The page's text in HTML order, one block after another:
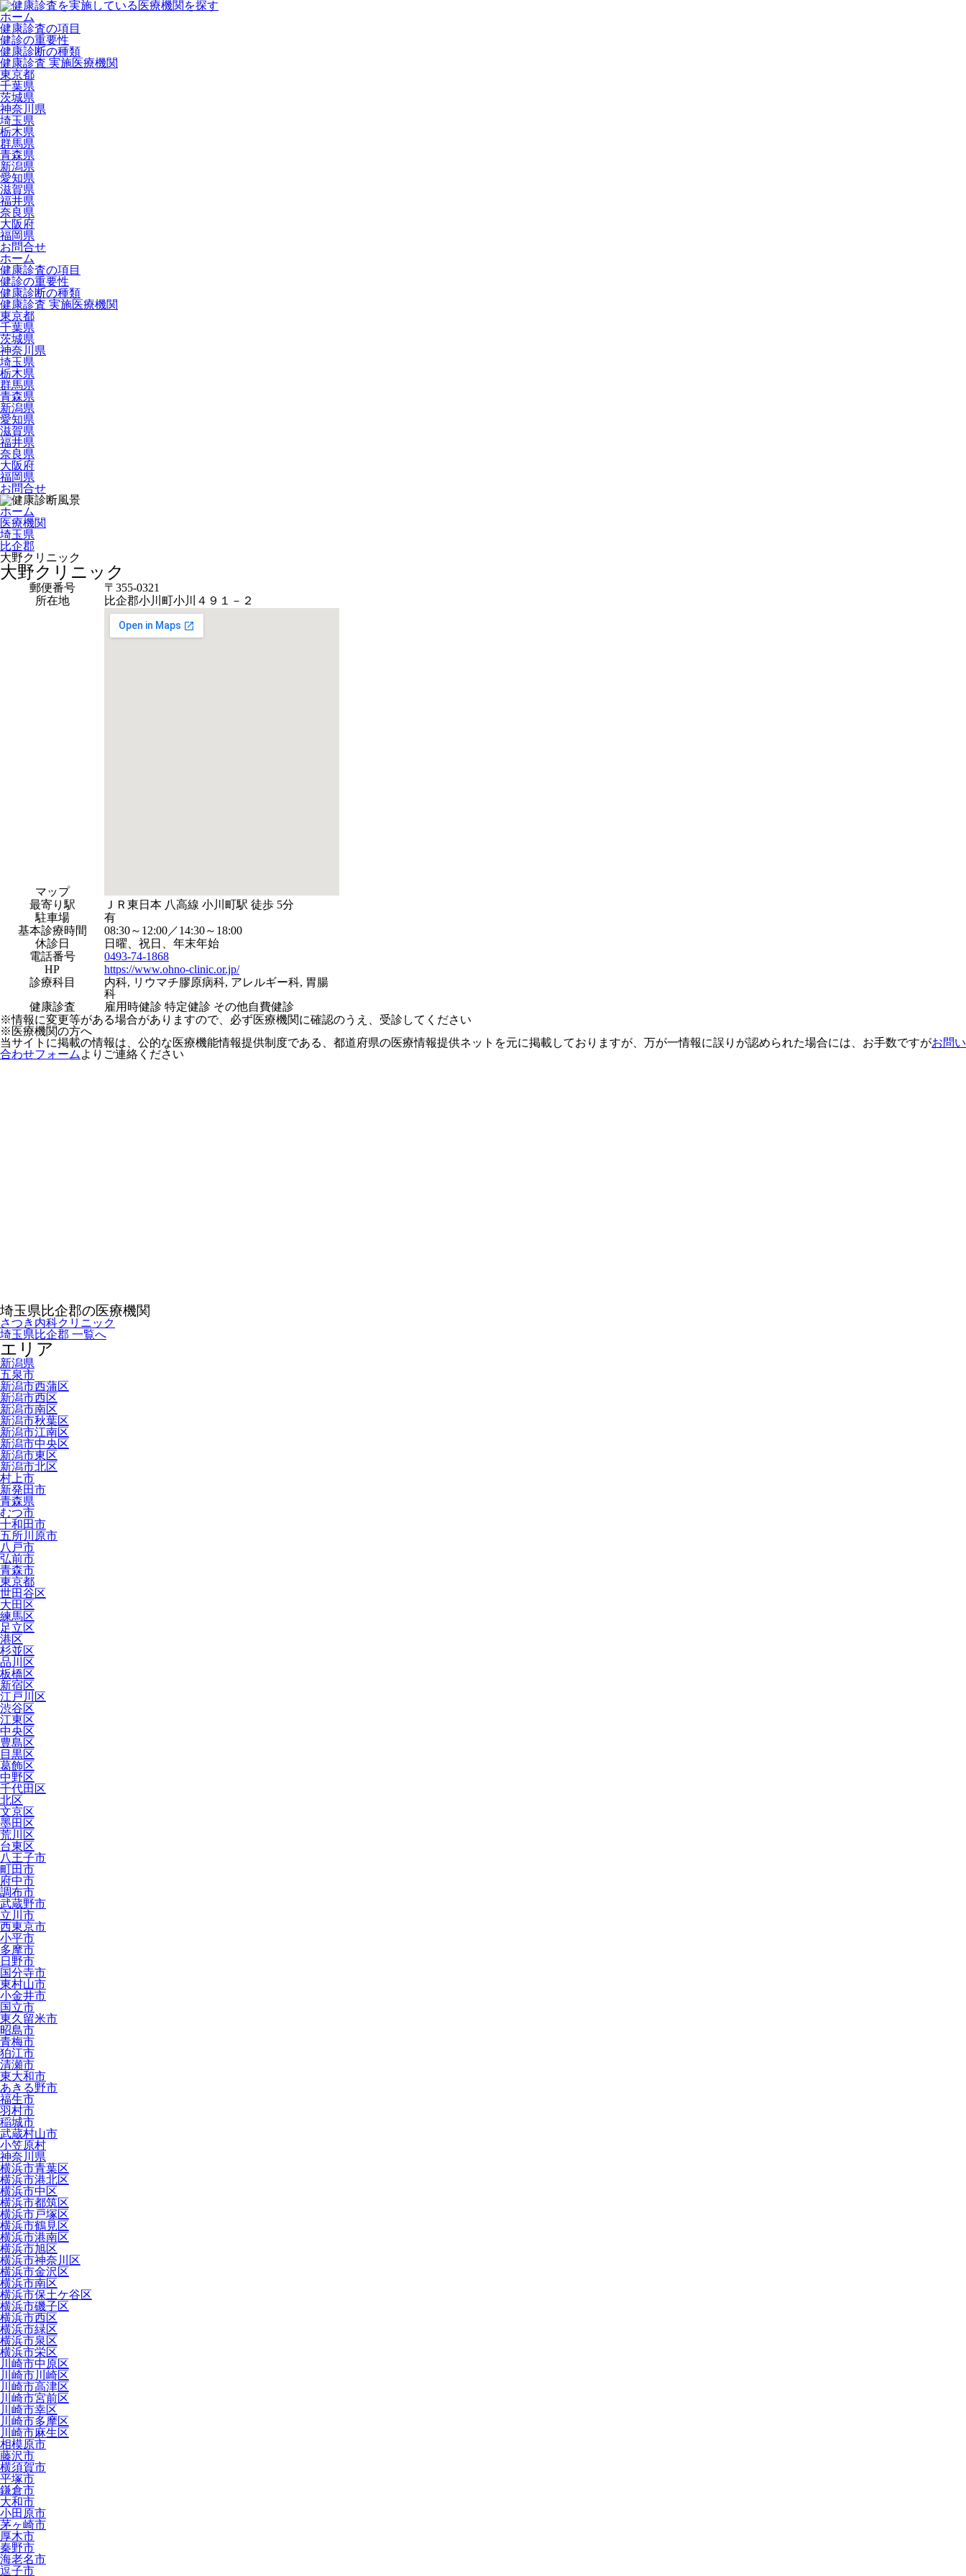
ホーム
健康診査の項目
健診の重要性
健康診断の種類
健康診査 実施医療機関
東京都
千葉県
茨城県
神奈川県
埼玉県
栃木県
群馬県
青森県
新潟県
愛知県
滋賀県
福井県
奈良県
大阪府
福岡県
お問合せ
ホーム
健康診査の項目
健診の重要性
健康診断の種類
健康診査 実施医療機関
東京都
千葉県
茨城県
神奈川県
埼玉県
栃木県
群馬県
青森県
新潟県
愛知県
滋賀県
福井県
奈良県
大阪府
福岡県
お問合せ
ホーム
医療機関
埼玉県
比企郡
大野クリニック
大野クリニック
郵便番号
〒355-0321
所在地
比企郡小川町小川４９１－２
マップ
最寄り駅
ＪＲ東日本 八高線 小川町駅 徒歩 5分
駐車場
有
基本診療時間
08:30～12:00／14:30～18:00
休診日
日曜、祝日、年末年始
電話番号
0493-74-1868
HP
https://www.ohno-clinic.or.jp/
診療科目
内科, リウマチ膠原病科, アレルギー科, 胃腸
科
健康診査
雇用時健診 特定健診 その他自費健診
※情報に変更等がある場合がありますので、必ず医療機関に確認のうえ、受診してください
※医療機関の方へ
当サイトに掲載の情報は、公的な医療機能情報提供制度である、都道府県の医療情報提供ネットを元に掲載しておりますが、万が一情報に誤りが認められた場合には、お手数ですがお問い
合わせフォーム よりご連絡ください
埼玉県比企郡の医療機関
さつき内科クリニック
埼玉県比企郡 一覧へ
エリア
新潟県
五泉市
新潟市西蒲区
新潟市西区
新潟市南区
新潟市秋葉区
新潟市江南区
新潟市中央区
新潟市東区
新潟市北区
村上市
新発田市
青森県
むつ市
十和田市
五所川原市
八戸市
弘前市
青森市
東京都
世田谷区
大田区
練馬区
足立区
港区
杉並区
品川区
板橋区
新宿区
江戸川区
渋谷区
江東区
中央区
豊島区
目黒区
葛飾区
中野区
千代田区
北区
文京区
墨田区
荒川区
台東区
八王子市
町田市
府中市
調布市
武蔵野市
立川市
西東京市
小平市
多摩市
日野市
国分寺市
東村山市
小金井市
国立市
東久留米市
昭島市
青梅市
狛江市
清瀬市
東大和市
あきる野市
福生市
羽村市
稲城市
武蔵村山市
小笠原村
神奈川県
横浜市青葉区
横浜市港北区
横浜市中区
横浜市都筑区
横浜市戸塚区
横浜市鶴見区
横浜市港南区
横浜市旭区
横浜市神奈川区
横浜市金沢区
横浜市南区
横浜市保土ケ谷区
横浜市磯子区
横浜市西区
横浜市緑区
横浜市泉区
横浜市栄区
川崎市中原区
川崎市川崎区
川崎市高津区
川崎市宮前区
川崎市幸区
川崎市多摩区
川崎市麻生区
相模原市
藤沢市
横須賀市
平塚市
鎌倉市
大和市
小田原市
茅ヶ崎市
厚木市
秦野市
海老名市
逗子市